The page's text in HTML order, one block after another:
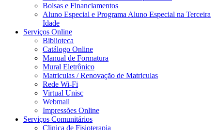
Bolsas e Financiamentos
Aluno Especial e Programa Aluno Especial na Terceira
Idade
Serviços Online
Biblioteca
Catálogo Online
Manual de Formatura
Mural Eletrônico
Matriculas / Renovação de Matriculas
Rede Wi-Fi
Virtual Unisc
Webmail
Impressões Online
Serviços Comunitários
Clinica de Fisioterapia